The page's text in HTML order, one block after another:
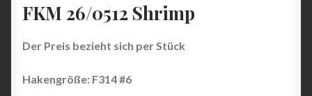
FKM 26/0512 Shrimp
Der Preis bezieht sich per Stück
Hakengröße: F314 #6